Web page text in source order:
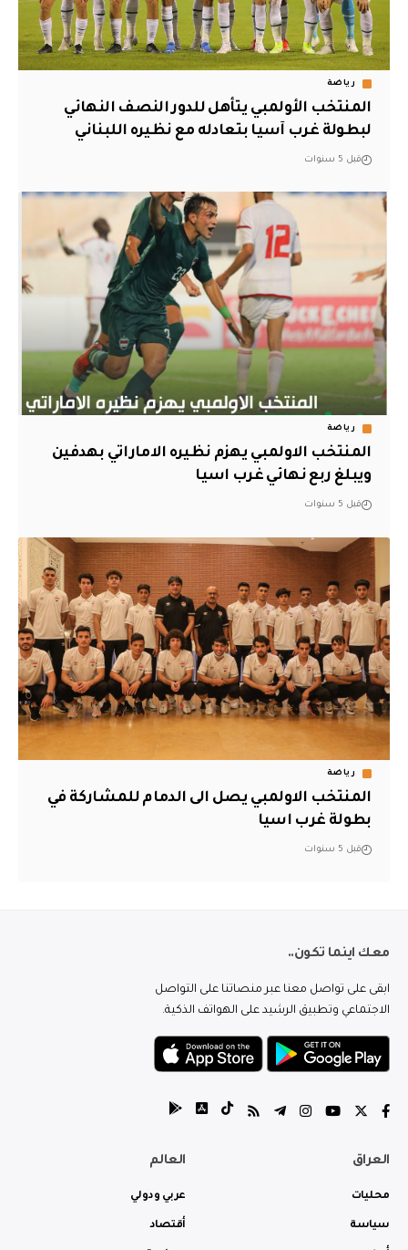
رياضة
المنتخب الأولمبي يتأهل للدور النصف النهائي
لبطولة غرب آسيا بتعادله مع نظيره اللبناني
قبل 5 سنوات
رياضة
المنتخب الاولمبي يهزم نظيره الاماراتي بهدفين
ويبلغ ربع نهائي غرب اسيا
قبل 5 سنوات
رياضة
المنتخب الاولمبي يصل الى الدمام للمشاركة في
بطولة غرب اسيا
قبل 5 سنوات
معك اينما تكون..
ابقى على تواصل معنا عبر منصاتنا على التواصل
الاجتماعي وتطبيق الرشيد على الهواتف الذكية.
العراق
محليات
سياسة
العالم
عربي ودولي
أقتصاد